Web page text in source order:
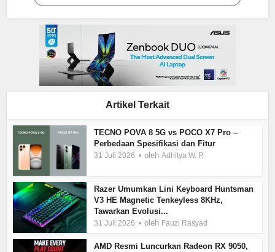
Artikel Terkait
TECNO POVA 8 5G vs POCO X7 Pro –
Perbedaan Spesifikasi dan Fitur
31 Juli 2026 olehAdhitya W. P.
Razer Umumkan Lini Keyboard Huntsman
V3 HE Magnetic Tenkeyless 8KHz,
Tawarkan Evolusi...
31 Juli 2026 oleh Fauzi Rasyad
AMD Resmi Luncurkan Radeon RX 9050,